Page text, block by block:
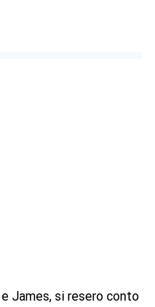
James, si resero conto